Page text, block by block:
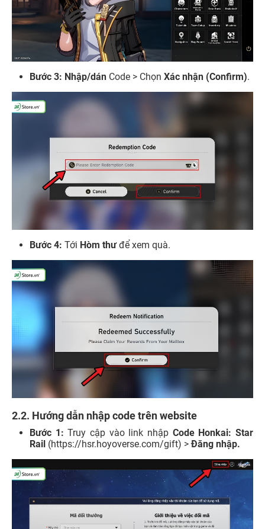
Bước 3: Nhập/dán Code > Chọn Xác nhận (Confirm).
Bước 4: Tới Hòm thưđể xem quà.
2.2. Hướng dẫn nhập code trên website
Bước 1:Truy cập vào link nhập Code Honkai: Star
Rail (https://hsr.hoyoverse.com/gift) >Đăng nhập.